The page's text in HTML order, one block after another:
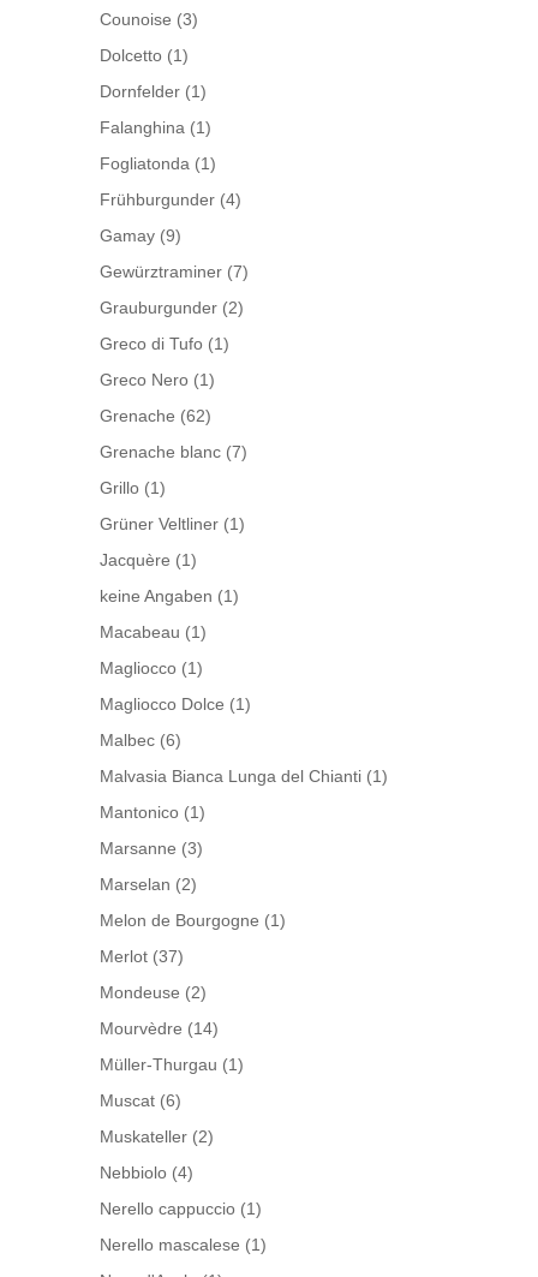
Counoise (3)
Dolcetto (1)
Dornfelder (1)
Falanghina (1)
Fogliatonda (1)
Frühburgunder (4)
Gamay (9)
Gewürztraminer (7)
Grauburgunder (2)
Greco di Tufo (1)
Greco Nero (1)
Grenache (62)
Grenache blanc (7)
Grillo (1)
Grüner Veltliner (1)
Jacquère (1)
keine Angaben (1)
Macabeau (1)
Magliocco (1)
Magliocco Dolce (1)
Malbec (6)
Malvasia Bianca Lunga del Chianti (1)
Mantonico (1)
Marsanne (3)
Marselan (2)
Melon de Bourgogne (1)
Merlot (37)
Mondeuse (2)
Mourvèdre (14)
Müller-Thurgau (1)
Muscat (6)
Muskateller (2)
Nebbiolo (4)
Nerello cappuccio (1)
Nerello mascalese (1)